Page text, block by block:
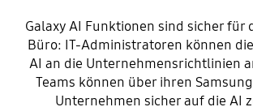
Galaxy AI Funktionen sind sicher für
Büro: IT-Administratoren können
AI an die Unternehmensrichtlinien
Teams können über ihren
Unternehmen sicher auf die AI